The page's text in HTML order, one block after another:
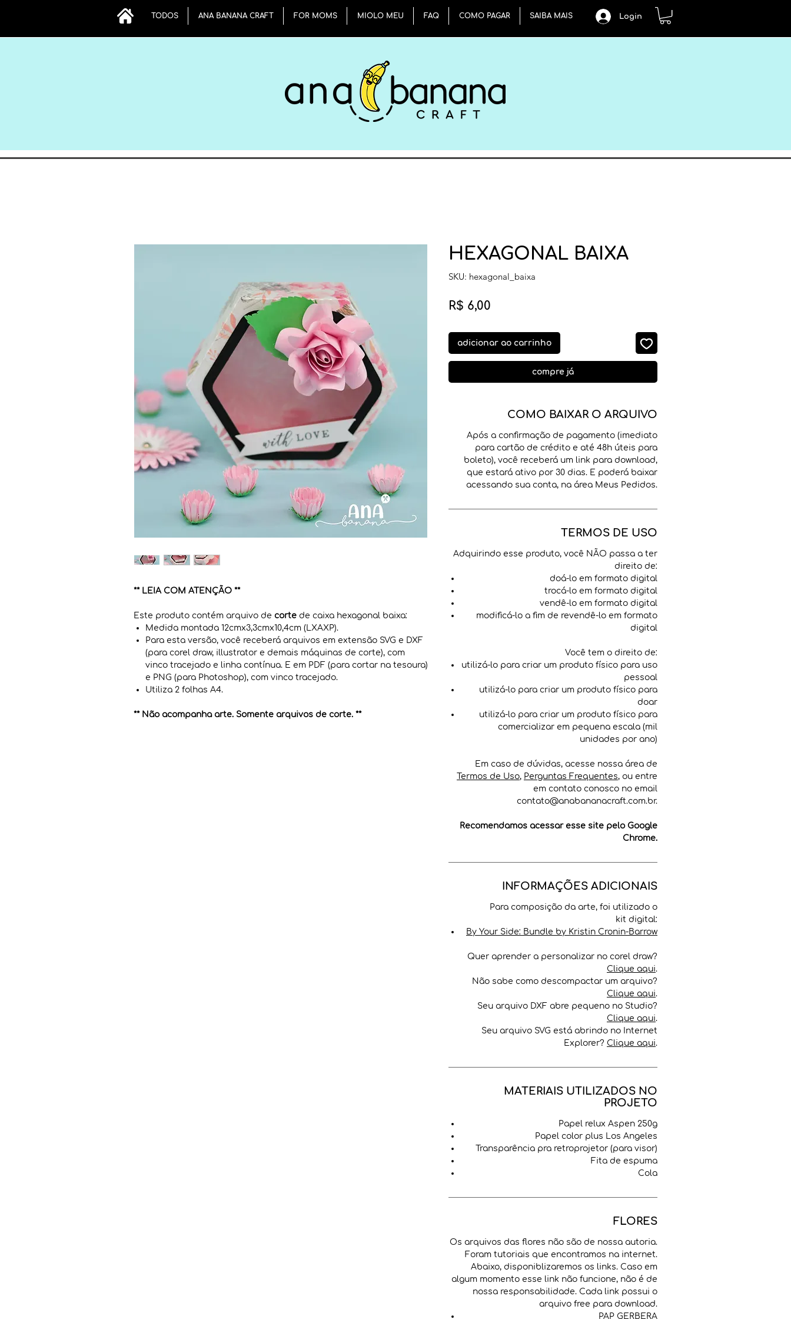
TODOS ANA BANANA CRAFT FOR MOMS MIOLO MEU FAQ COMO PAGAR SAIBA MAIS Login
** LEIA COM ATENÇÃO **
Este produto contém arquivo de corte de caixa hexagonal baixa:
Medida montada 12cmx3,3cmx10,4cm (LXAXP).
Para esta versão, você receberá arquivos em extensão SVG e DXF
(para corel draw, illustrator e demais máquinas de corte), com
vinco tracejado e linha contínua. E em PDF (para cortar na tesoura)
e PNG (para Photoshop), com vinco tracejado.
Utiliza 2 folhas A4.
** Não acompanha arte. Somente arquivos de corte. **
HEXAGONAL BAIXA
SKU: hexagonal_baixa
R$ 6,00
adicionar ao carrinho
compre já
COMO BAIXAR O ARQUIVO
Após a confirmação de pagamento (imediato
para cartão de crédito e até 48h úteis para
boleto), você receberá um link para download,
que estará ativo por 30 dias. E poderá baixar
acessando sua conta, na área Meus Pedidos.
TERMOS DE USO
Adquirindo esse produto, você NÃO passa a ter
direito de:
doá-lo em formato digital
trocá-lo em formato digital
vendê-lo em formato digital
modificá-lo a fim de revendê-lo em formato
digital
Você tem o direito de:
utilizá-lo para criar um produto físico para uso
pessoal
utilizá-lo para criar um produto físico para
doar
utilizá-lo para criar um produto físico para
comercializar em pequena escala (mil
unidades por ano)
Em caso de dúvidas, acesse nossa área de
Termos de Uso, Perguntas Frequentes, ou entre
em contato conosco no email
contato@anabananacraft.com.br.
Recomendamos acessar esse site pelo Google
Chrome.
INFORMAÇÕES ADICIONAIS
Para composição da arte, foi utilizado o
kit digital:
By Your Side: Bundle by Kristin Cronin-Barrow
Quer aprender a personalizar no corel draw?
Clique aqui.
Não sabe como descompactar um arquivo?
Clique aqui.
Seu arquivo DXF abre pequeno no Studio?
Clique aqui.
Seu arquivo SVG está abrindo no Internet
Explorer? Clique aqui.
MATERIAIS UTILIZADOS NO
PROJETO
Papel relux Aspen 250g
Papel color plus Los Angeles
Transparência pra retroprojetor (para visor)
Fita de espuma
Cola
FLORES
Os arquivos das flores não são de nossa autoria.
Foram tutoriais que encontramos na internet.
Abaixo, disponiblizaremos os links. Caso em
algum momento esse link não funcione, não é de
nossa responsabilidade. Cada link possui o
arquivo free para download.
PAP ​​​​​​​GERBERA